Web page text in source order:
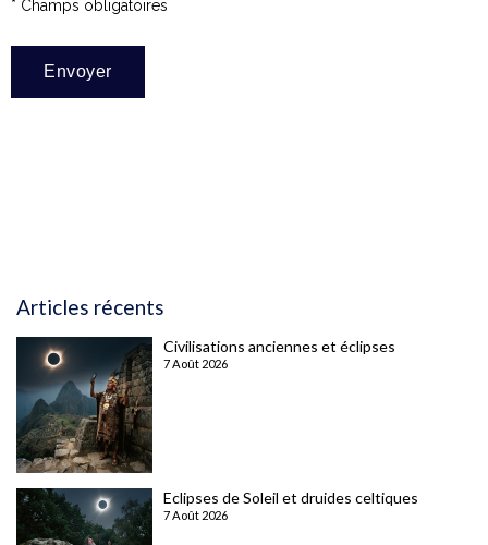
* Champs obligatoires
Articles récents
Civilisations anciennes et éclipses
7 Août 2026
Eclipses de Soleil et druides celtiques
7 Août 2026